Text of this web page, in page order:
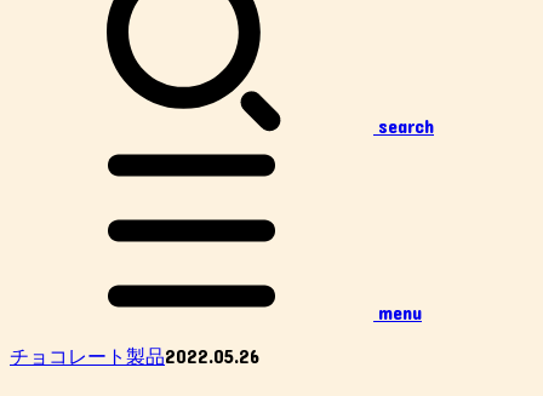
search
menu
チョコレート製品2022.05.26